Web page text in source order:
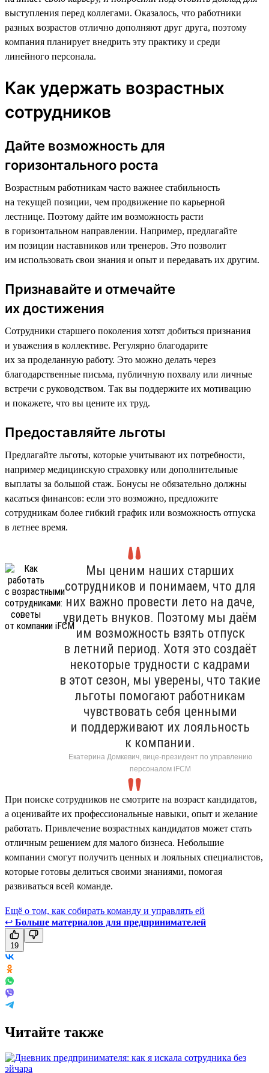
выступления перед коллегами. Оказалось, что работники
разных возрастов отлично дополняют друг друга, поэтому
компания планирует внедрить эту практику и среди
линейного персонала.
Как удержать возрастных
сотрудников
Дайте возможность для
горизонтального роста
Возрастным работникам часто важнее стабильность
на текущей позиции, чем продвижение по карьерной
лестнице. Поэтому дайте им возможность расти
в горизонтальном направлении. Например, предлагайте
им позиции наставников или тренеров. Это позволит
им использовать свои знания и опыт и передавать их другим.
Признавайте и отмечайте
их достижения
Сотрудники старшего поколения хотят добиться признания
и уважения в коллективе. Регулярно благодарите
их за проделанную работу. Это можно делать через
благодарственные письма, публичную похвалу или личные
встречи с руководством. Так вы поддержите их мотивацию
и покажете, что вы цените их труд.
Предоставляйте льготы
Предлагайте льготы, которые учитывают их потребности,
например медицинскую страховку или дополнительные
выплаты за большой стаж. Бонусы не обязательно должны
касаться финансов: если это возможно, предложите
сотрудникам более гибкий график или возможность отпуска
в летнее время.
Мы ценим наших старших
сотрудников и понимаем, что для
них важно провести лето на даче,
увидеть внуков. Поэтому мы даём
им возможность взять отпуск
в летний период. Хотя это создаёт
некоторые трудности с кадрами
в этот сезон, мы уверены, что такие
льготы помогают работникам
чувствовать себя ценными
и поддерживают их лояльность
к компании.
Екатерина Домкевич, вице-президент по управлению
персоналом iFCM
При поиске сотрудников не смотрите на возраст кандидатов,
а оценивайте их профессиональные навыки, опыт и желание
работать. Привлечение возрастных кандидатов может стать
отличным решением для малого бизнеса. Небольшие
компании смогут получить ценных и лояльных специалистов,
которые готовы делиться своими знаниями, помогая
развиваться всей команде.
Ещё о том, как собирать команду и управлять ей
↩ Больше материалов для предпринимателей
19
Читайте также